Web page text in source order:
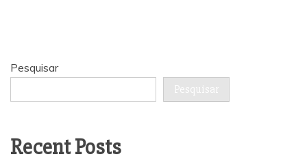
Pesquisar
Pesquisar
Recent Posts